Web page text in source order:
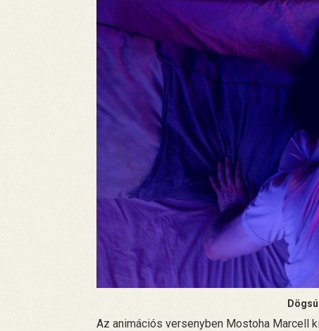
Az animációs versenyben Mostoha Marcell